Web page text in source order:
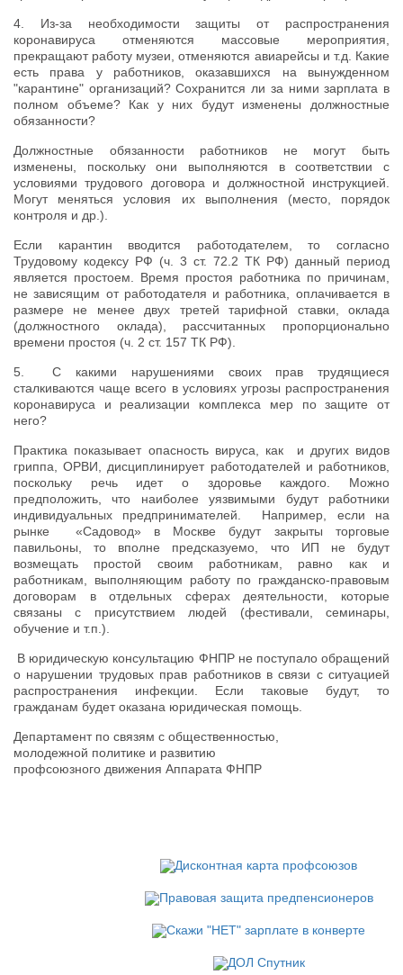
4. Из-за необходимости защиты от распространения
коронавируса отменяются массовые мероприятия,
прекращают работу музеи, отменяются авиарейсы и т.д. Какие
есть права у работников, оказавшихся на вынужденном
"карантине" организаций? Сохранится ли за ними зарплата в
полном объеме? Как у них будут изменены должностные
обязанности?
Должностные обязанности работников не могут быть
изменены, поскольку они выполняются в соответствии с
условиями трудового договора и должностной инструкцией.
Могут меняться условия их выполнения (место, порядок
контроля и др.).
Если карантин вводится работодателем, то согласно
Трудовому кодексу РФ (ч. 3 ст. 72.2 ТК РФ) данный период
является простоем. Время простоя работника по причинам,
не зависящим от работодателя и работника, оплачивается в
размере не менее двух третей тарифной ставки, оклада
(должностного оклада), рассчитанных пропорционально
времени простоя (ч. 2 ст. 157 ТК РФ).
5. С какими нарушениями своих прав трудящиеся
сталкиваются чаще всего в условиях угрозы распространения
коронавируса и реализации комплекса мер по защите от
него?
Практика показывает опасность вируса, как и других видов
гриппа, ОРВИ, дисциплинирует работодателей и работников,
поскольку речь идет о здоровье каждого. Можно
предположить, что наиболее уязвимыми будут работники
индивидуальных предпринимателей. Например, если на
рынке «Садовод» в Москве будут закрыты торговые
павильоны, то вполне предсказуемо, что ИП не будут
возмещать простой своим работникам, равно как и
работникам, выполняющим работу по гражданско-правовым
договорам в отдельных сферах деятельности, которые
связаны с присутствием людей (фестивали, семинары,
обучение и т.п.).
В юридическую консультацию ФНПР не поступало обращений
о нарушении трудовых прав работников в связи с ситуацией
распространения инфекции. Если таковые будут, то
гражданам будет оказана юридическая помощь.
Департамент по связям с общественностью,
молодежной политике и развитию
профсоюзного движения Аппарата ФНПР